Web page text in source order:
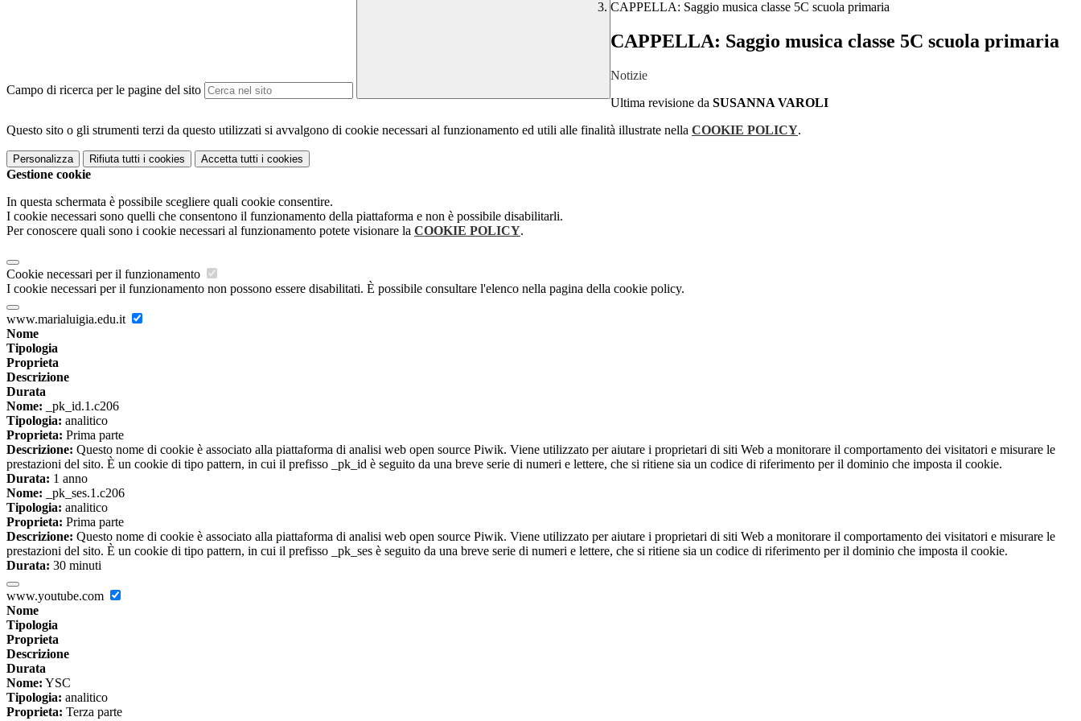
Campo di ricerca per le pagine del sito
CAPPELLA: Saggio musica classe 5C scuola primaria
CAPPELLA: Saggio musica classe 5C scuola primaria
Notizie
Ultima revisione da SUSANNA VAROLI
Questo sito o gli strumenti terzi da questo utilizzati si avvalgono di cookie necessari al funzionamento ed utili alle finalità illustrate nella COOKIE POLICY.
Personalizza Rifiuta tutti i cookies Accetta tutti i cookies
Gestione cookie
In questa schermata è possibile scegliere quali cookie consentire.
I cookie necessari sono quelli che consentono il funzionamento della piattaforma e non è possibile disabilitarli.
Per conoscere quali sono i cookie necessari al funzionamento potete visionare la COOKIE POLICY.
Cookie necessari per il funzionamento
I cookie necessari per il funzionamento non possono essere disabilitati. È possibile consultare l'elenco nella pagina della cookie policy.
www.marialuigia.edu.it
Nome
Tipologia
Proprieta
Descrizione
Durata
Nome: _pk_id.1.c206
Tipologia: analitico
Proprieta: Prima parte
Descrizione: Questo nome di cookie è associato alla piattaforma di analisi web open source Piwik. Viene utilizzato per aiutare i proprietari di siti Web a monitorare il comportamento dei visitatori e misurare le
prestazioni del sito. È un cookie di tipo pattern, in cui il prefisso _pk_id è seguito da una breve serie di numeri e lettere, che si ritiene sia un codice di riferimento per il dominio che imposta il cookie.
Durata: 1 anno
Nome: _pk_ses.1.c206
Tipologia: analitico
Proprieta: Prima parte
Descrizione: Questo nome di cookie è associato alla piattaforma di analisi web open source Piwik. Viene utilizzato per aiutare i proprietari di siti Web a monitorare il comportamento dei visitatori e misurare le
prestazioni del sito. È un cookie di tipo pattern, in cui il prefisso _pk_ses è seguito da una breve serie di numeri e lettere, che si ritiene sia un codice di riferimento per il dominio che imposta il cookie.
Durata: 30 minuti
www.youtube.com
Nome
Tipologia
Proprieta
Descrizione
Durata
Nome: YSC
Tipologia: analitico
Proprieta: Terza parte